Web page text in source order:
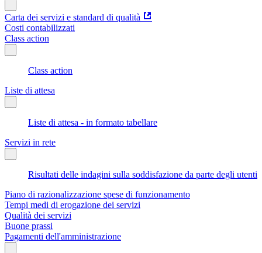
Carta dei servizi e standard di qualità
Costi contabilizzati
Class action
Class action
Liste di attesa
Liste di attesa - in formato tabellare
Servizi in rete
Risultati delle indagini sulla soddisfazione da parte degli utenti
Piano di razionalizzazione spese di funzionamento
Tempi medi di erogazione dei servizi
Qualità dei servizi
Buone prassi
Pagamenti dell'amministrazione